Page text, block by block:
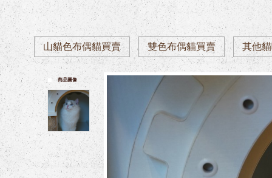
山貓色布偶貓買賣 雙色布偶貓買賣 其他
商品圖像